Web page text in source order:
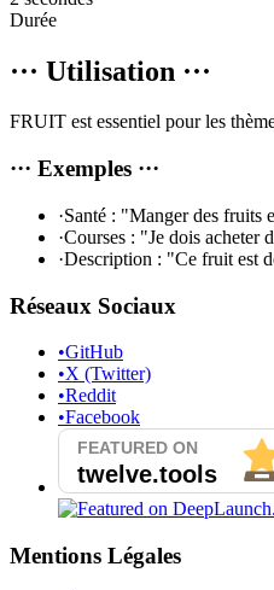
Durée
··· Utilisation ···
FRUIT est essentiel pour les
··· Exemples ···
·Santé : "Manger des fruits
·Courses : "Je dois acheter
·Description : "Ce fruit est
Réseaux Sociaux
•GitHub
•X (Twitter)
•Reddit
•Facebook
Mentions Légales